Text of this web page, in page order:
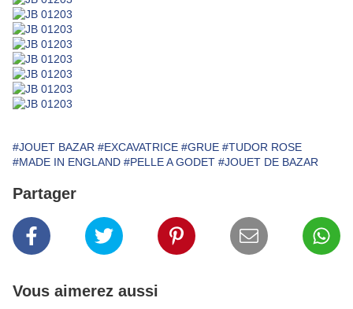
#JOUET BAZAR #EXCAVATRICE #GRUE #TUDOR ROSE
#MADE IN ENGLAND #PELLE A GODET #JOUET DE BAZAR
Partager
Vous aimerez aussi